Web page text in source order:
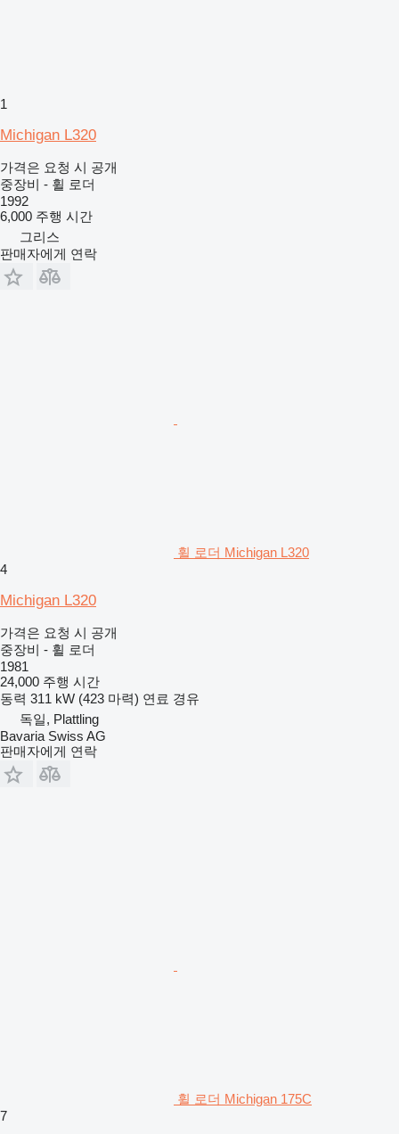
1
Michigan L320
가격은 요청 시 공개
중장비 - 휠 로더
1992
6,000 주행 시간
그리스
판매자에게 연락
휠 로더 Michigan L320
4
Michigan L320
가격은 요청 시 공개
중장비 - 휠 로더
1981
24,000 주행 시간
동력 311 kW (423 마력) 연료 경유
독일, Plattling
Bavaria Swiss AG
판매자에게 연락
휠 로더 Michigan 175C
7